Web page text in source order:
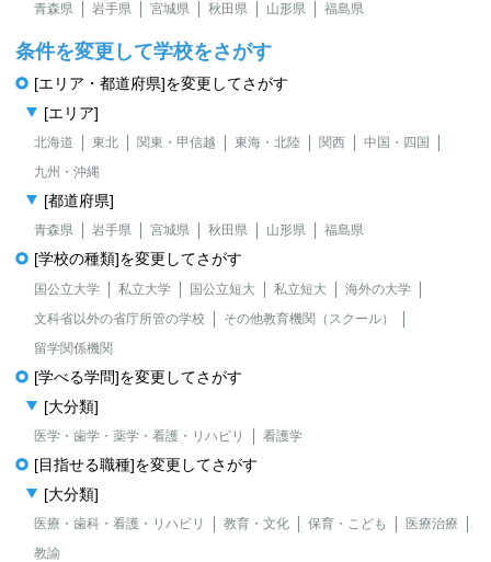
青森県 岩手県 宮城県 秋田県 山形県 福島県
条件を変更して学校をさがす
[エリア・都道府県]を変更してさがす
[エリア]
北海道 東北 関東・甲信越 東海・北陸 関西
中国・四国
九州・沖縄
[都道府県]
青森県 岩手県 宮城県 秋田県 山形県 福島県
[学校の種類]を変更してさがす
国公立大学 私立大学 国公立短大 私立短大
海外の大学
文科省以外の省庁所管の学校
その他教育機関（スクール）
留学関係機関
[学べる学問]を変更してさがす
[大分類]
医学・歯学・薬学・看護・リハビリ 看護学
[目指せる職種]を変更してさがす
[大分類]
医療・歯科・看護・リハビリ 教育・文化 保育・こども
医療治療
教諭